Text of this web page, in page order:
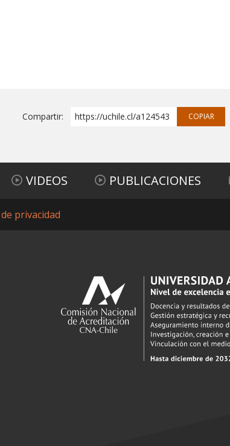
Compartir: https://uchile.cl/a124543 COPIAR
VIDEOS PUBLICACIONES
privacidad